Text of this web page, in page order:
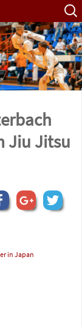
Suche
nach:
Jiu Jitsu
in Japan